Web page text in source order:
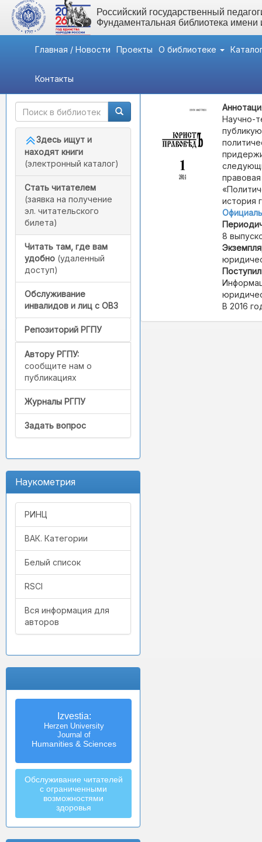
Российский государственный
Фундаментальная библиотека
Главная / Новости Проекты О библиотеке
Контакты
Быстрый доступ
Здесь ищут и
находят книги
(электронный каталог)
Стать читателем
(заявка на получение
эл. читательского
билета)
Читать там, где вам
удобно (удаленный
доступ)
Обслуживание
инвалидов и лиц с ОВЗ
Репозиторий РГПУ
Автору РГПУ:
сообщите нам о
публикациях
Журналы РГПУ
Задать вопрос
Наукометрия
РИНЦ
ВАК. Категории
Белый список
RSCI
Вся информация для
авторов
Izvestia:
Herzen University
Journal of
Humanities & Sciences
Обслуживание читателей
с ограниченными
возможностями
здоровья
Научно-
история
8
В 2016